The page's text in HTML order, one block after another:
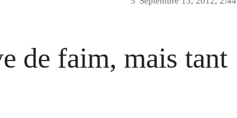
de faim, mais tant